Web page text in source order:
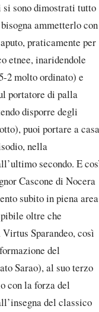
sono dimostrati tutto
ammetterlo con
praticamente per
etnee, inaridendole
2 molto ordinato) e
portatore di palla
disporre degli
puoi portare a casa
nella
secondo. E
Cascone di Nocera
subito in piena area
oltre che
Sparandeo, così
del
Sarao), al suo terzo
con la forza del
del classico